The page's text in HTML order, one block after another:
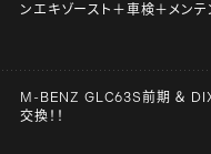
ンエキゾースト＋車検＋メンテ
M-BENZ GLC63S前期 ＆
交換！！